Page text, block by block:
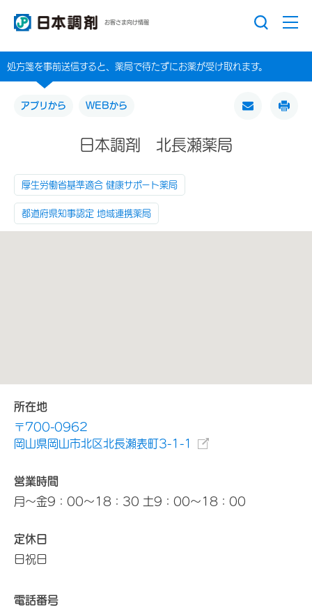
お客さま向け情報
処方箋を事前送信すると、薬局で待たずにお薬が受け取れます。
アプリから WEBから
日本調剤 北長瀬薬局
厚生労働省基準適合 健康サポート薬局
都道府県知事認定 地域連携薬局
所在地
〒700-0962
岡山県岡山市北区北長瀬表町3-1-1
営業時間
月～金9：00～18：30 土9：00～18：00
定休日
日祝日
電話番号